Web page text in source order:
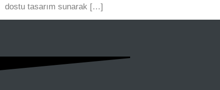
dostu tasarım sunarak […]